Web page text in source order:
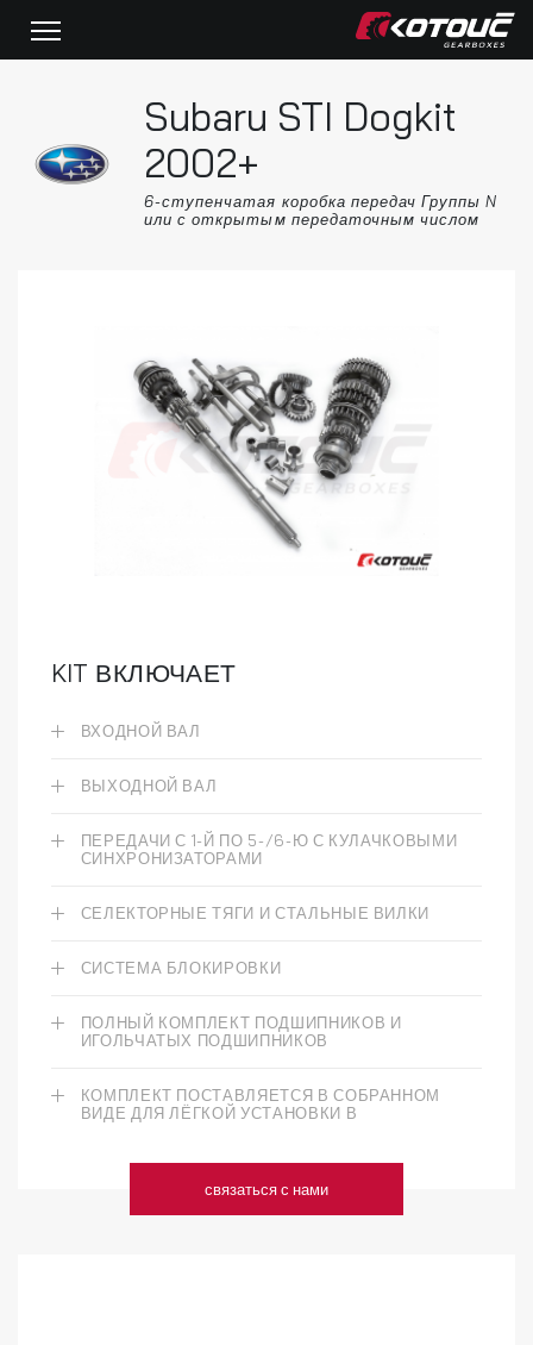
Subaru STI Dogkit
2002+
6-ступенчатая коробка передач Группы N
или с открытым передаточным числом
KIT ВКЛЮЧАЕТ
ВХОДНОЙ ВАЛ
ВЫХОДНОЙ ВАЛ
ПЕРЕДАЧИ С 1-Й ПО 5-/6-Ю С КУЛАЧКОВЫМИ
СИНХРОНИЗАТОРАМИ
СЕЛЕКТОРНЫЕ ТЯГИ И СТАЛЬНЫЕ ВИЛКИ
СИСТЕМА БЛОКИРОВКИ
ПОЛНЫЙ КОМПЛЕКТ ПОДШИПНИКОВ И
ИГОЛЬЧАТЫХ ПОДШИПНИКОВ
КОМПЛЕКТ ПОСТАВЛЯЕТСЯ В СОБРАННОМ
ВИДЕ ДЛЯ ЛЁГКОЙ УСТАНОВКИ В
связаться с нами